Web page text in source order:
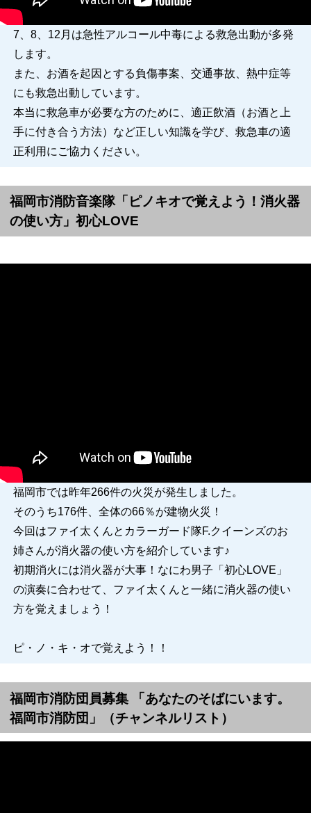
7、8、12月は急性アルコール中毒による救急出動が多発
します。
また、お酒を起因とする負傷事案、交通事故、熱中症等
にも救急出動しています。
本当に救急車が必要な方のために、適正飲酒（お酒と上
手に付き合う方法）など正しい知識を学び、救急車の適
正利用にご協力ください。
福岡市消防音楽隊「ピノキオで覚えよう！消火器
の使い方」初心LOVE
福岡市では昨年266件の火災が発生しました。
そのうち176件、全体の66％が建物火災！
今回はファイ太くんとカラーガード隊F.クイーンズのお
姉さんが消火器の使い方を紹介しています♪
初期消火には消火器が大事！なにわ男子「初心LOVE」
の演奏に合わせて、ファイ太くんと一緒に消火器の使い
方を覚えましょう！
ピ・ノ・キ・オで覚えよう！！
福岡市消防団員募集 「あなたのそばにいます。
福岡市消防団」（チャンネルリスト）